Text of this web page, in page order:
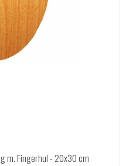
m. Fingerhul - 20x30 cm